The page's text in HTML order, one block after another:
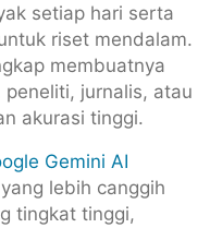
setiap hari serta
riset mendalam.
membuatnya
jurnalis, atau
akurasi tinggi.
Gemini AI
lebih canggih
tingkat tinggi,